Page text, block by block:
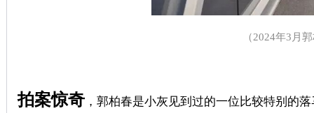
（2024年3 月
拍案惊奇，郭柏春是小灰见到过的一位比较特别的落